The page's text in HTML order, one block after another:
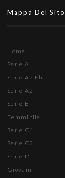
Mappa Del Sito
Home
Serie A
Serie A2 Élite
Serie A2
Serie B
Femminile
Serie C1
Serie C2
Serie D
Giovanili